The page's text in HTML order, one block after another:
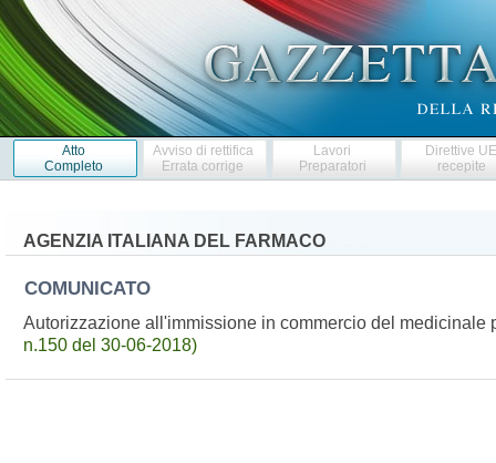
Atto
Completo
Avviso di rettifica
Errata corrige
Lavori
Preparatori
Direttive
recepite
AGENZIA ITALIANA DEL FARMACO
COMUNICATO
Autorizzazione all'immissione in commercio del
n.150 del 30-06-2018)